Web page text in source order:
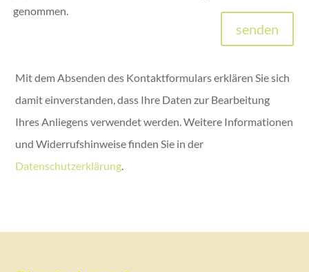
genommen.
senden
Mit dem Absenden des Kontaktformulars erklären Sie sich
damit einverstanden, dass Ihre Daten zur Bearbeitung
Ihres Anliegens verwendet werden. Weitere Informationen
und Widerrufshinweise finden Sie in der
Datenschutzerklärung